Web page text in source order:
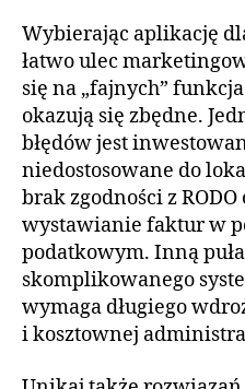
Wybierając aplikację
łatwo ulec
się na „fajnych”
okazują się zbędne.
błędów jest
niedostosowane do
brak zgodności z
wystawianie faktur w
podatkowym. Inną
skomplikowanego
wymaga długiego
i kosztownej